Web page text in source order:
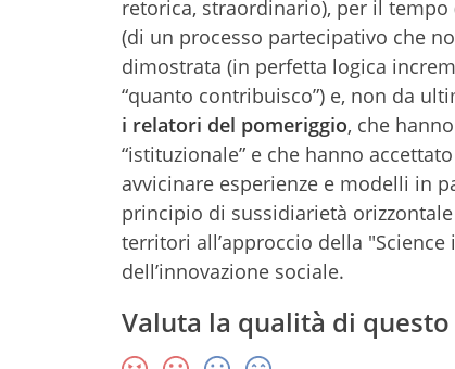
retorica, straordinario), per il tempo
(di un processo partecipativo che
dimostrata (in perfetta logica
“quanto contribuisco”) e, non da
i relatori del pomeriggio, che
“istituzionale” e che hanno
avvicinare esperienze e modelli in
principio di sussidiarietà
territori all’approccio della
dell’innovazione sociale.
Valuta la qualità di